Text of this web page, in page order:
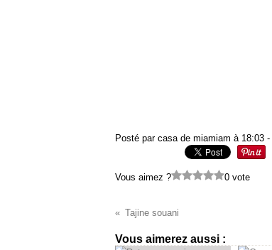
Posté par casa de miamiam à 18:03 -
Vous aimez ? 0 vote
Tajine souani
Vous aimerez aussi :